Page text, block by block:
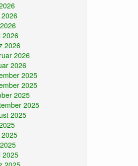
2026
2026
2026
2026
2025
2025
2025
2025
2025
2025